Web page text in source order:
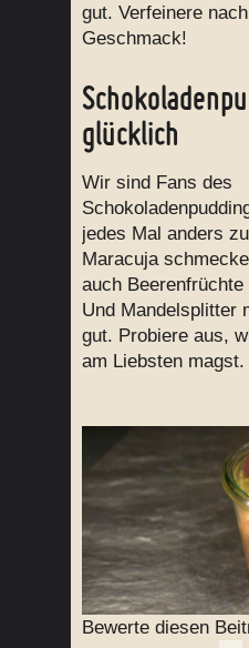
Bewerte diesen
gut. Verfeinere
Geschmack!
glücklich
Wir sind Fans des
jedes Mal anders
Maracuja
auch
Und Mandelsplitter
gut. Probiere aus,
am Liebsten magst.